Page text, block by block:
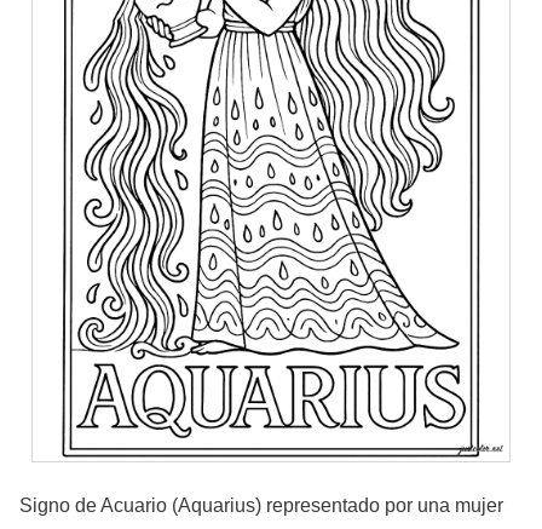
Signo de Acuario (Aquarius) representado por una mujer